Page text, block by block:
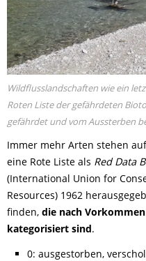
Wildflusslandschaften wie ein
Roten Liste der gefährdeten
gefährdet und vom Aussterben
Immer mehr Arten stehen
eine Rote Liste als Red Data
(International Union for
Resources) 1962
finden, die nach
kategorisiert sind.
0: ausgestorben,